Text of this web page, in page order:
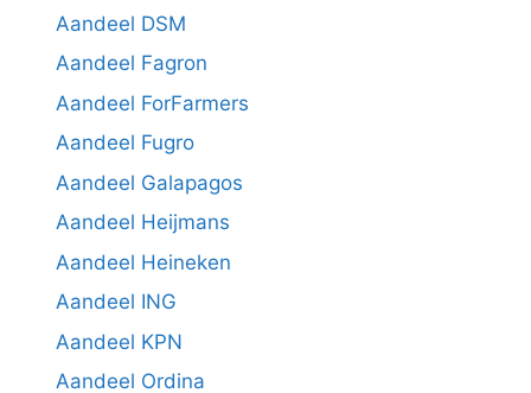
Aandeel DSM
Aandeel Fagron
Aandeel ForFarmers
Aandeel Fugro
Aandeel Galapagos
Aandeel Heijmans
Aandeel Heineken
Aandeel ING
Aandeel KPN
Aandeel Ordina